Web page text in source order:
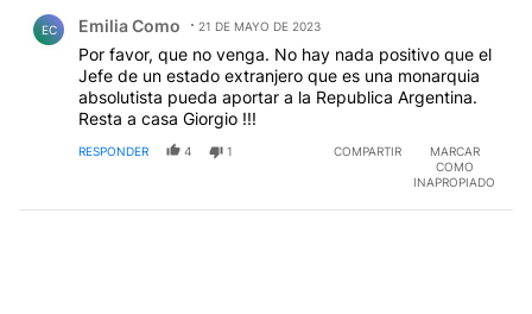
EC Emilia Como 21 DE MAYO DE 2023
Por favor, que no venga. No hay nada positivo que el
Jefe de un estado extranjero que es una monarquia
absolutista pueda aportar a la Republica Argentina.
Resta a casa Giorgio !!!
RESPONDER 4 1 COMPARTIR
MARCAR
COMO
INAPROPIADO